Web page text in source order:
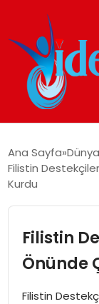
GÜNDEM
İDEAL YAŞAM
İDEAL SPOR
Ana Sayfa Dünya
Filistin
Kurdu
Filistin
Önünde
Filistin